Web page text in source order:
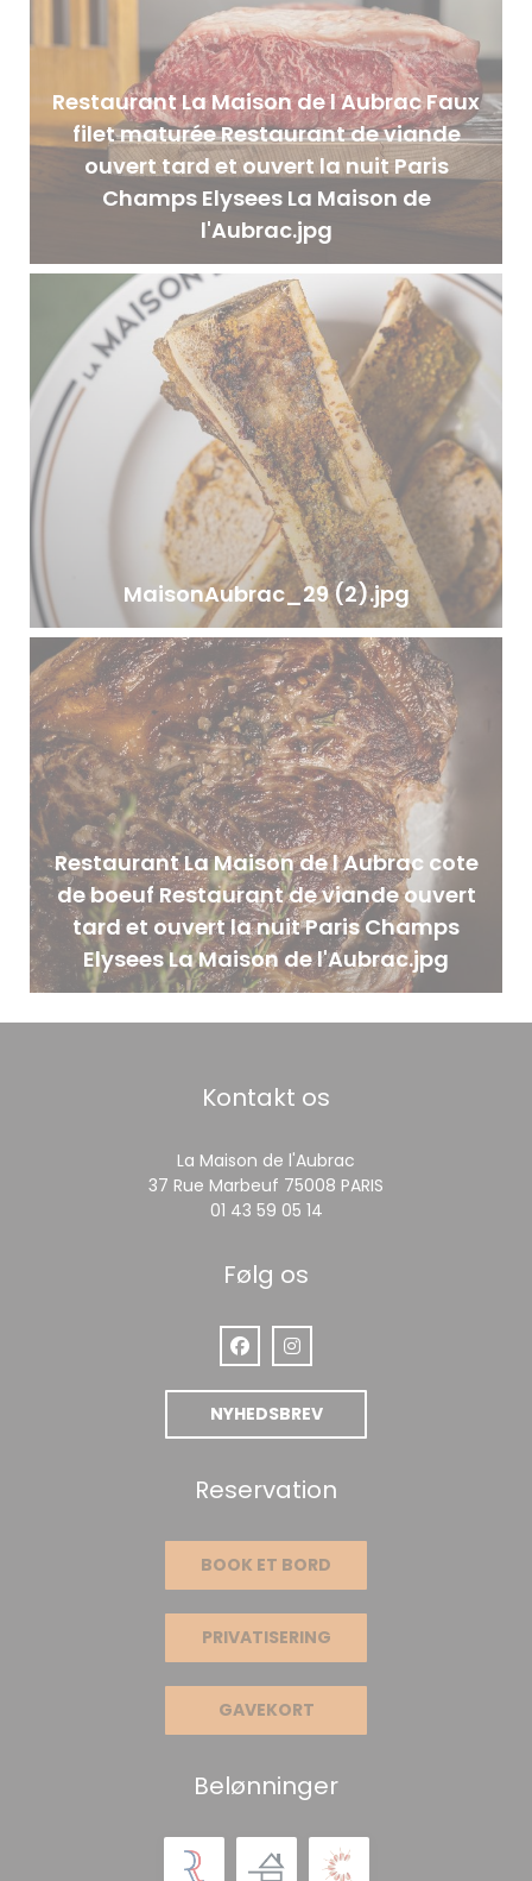
Restaurant La Maison de l Aubrac Faux
filet maturée Restaurant de viande
ouvert tard et ouvert la nuit Paris
Champs Elysees La Maison de
l'Aubrac.jpg
MaisonAubrac_29 (2).jpg
Restaurant La Maison de l Aubrac cote
de boeuf Restaurant de viande ouvert
tard et ouvert la nuit Paris Champs
Elysees La Maison de l'Aubrac.jpg
Kontakt os
La Maison de l'Aubrac
37 Rue Marbeuf 75008 PARIS
01 43 59 05 14
Følg os
Facebook ((åbner i et nyt vindue))
Instagram ((åbner i et nyt
NYHEDSBREV
Reservation
BOOK ET BORD
PRIVATISERING
GAVEKORT
Belønninger